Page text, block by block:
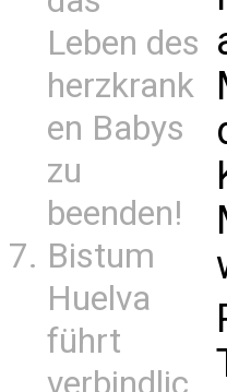
Leben des
herzkrank
en Babys
zu
beenden!
Bistum
Huelva
führt
verbindlic